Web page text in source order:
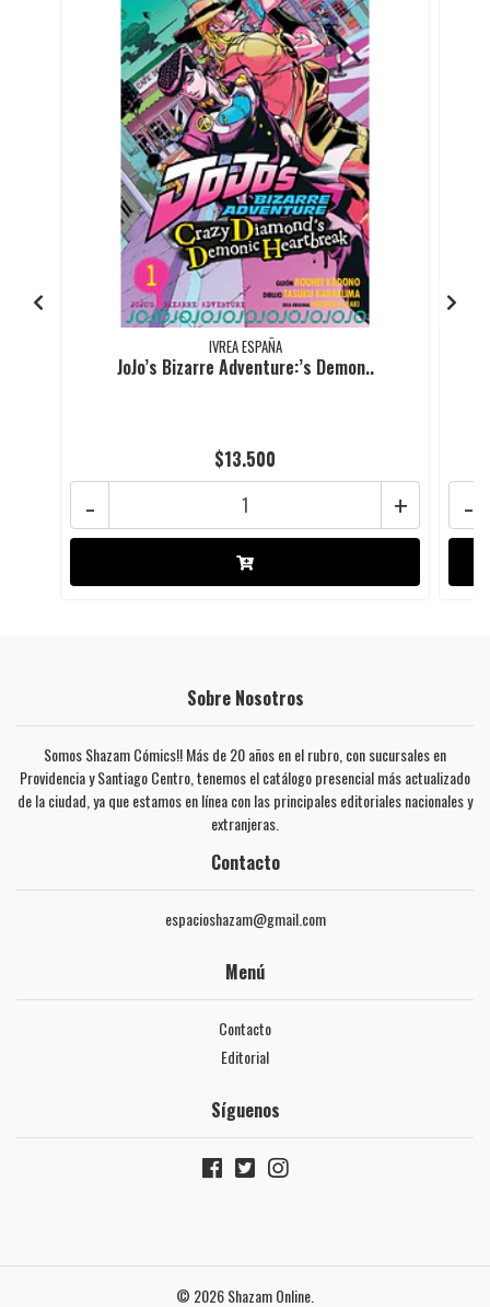
IVREA ESPAÑA
JoJo’s Bizarre Adventure:’s Demon..
$13.500
+
- -
Sobre Nosotros
Somos Shazam Cómics!! Más de 20 años en el rubro, con sucursales en
Providencia y Santiago Centro, tenemos el catálogo presencial más actualizado
de la ciudad, ya que estamos en línea con las principales editoriales nacionales y
extranjeras.
Contacto
espacioshazam@gmail.com
Menú
Contacto
Editorial
Síguenos
© 2026 Shazam Online.